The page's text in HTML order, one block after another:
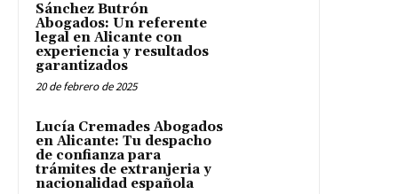
Sánchez Butrón
Abogados: Un referente
legal en Alicante con
experiencia y resultados
garantizados
20 de febrero de 2025
Lucía Cremades Abogados
en Alicante: Tu despacho
de confianza para
trámites de extranjeria y
nacionalidad española